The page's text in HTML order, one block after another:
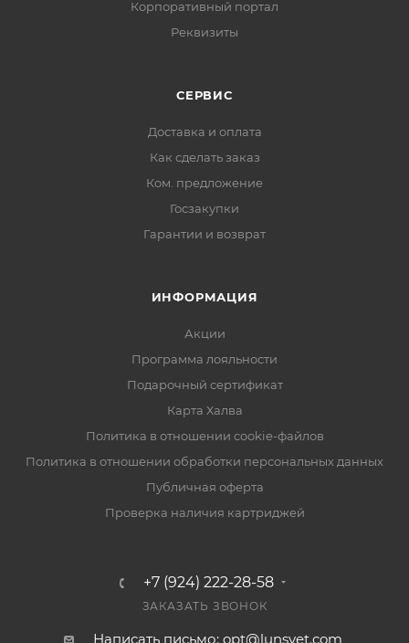
Корпоративный портал
Реквизиты
СЕРВИС
Доставка и оплата
Как сделать заказ
Ком. предложение
Госзакупки
Гарантии и возврат
ИНФОРМАЦИЯ
Акции
Программа лояльности
Подарочный сертификат
Карта Халва
Политика в отношении cookie-файлов
Политика в отношении обработки персональных данных
Публичная оферта
Проверка наличия картриджей
+7 (924) 222-28-58
ЗАКАЗАТЬ ЗВОНОК
Написать письмо: opt@lunsvet.com